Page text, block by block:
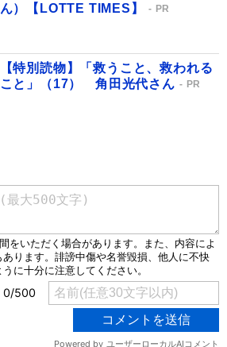
ん）【LOTTE TIMES】
PR
【特別読物】「救うこと、救われる
こと」（17） 角田光代さん
PR